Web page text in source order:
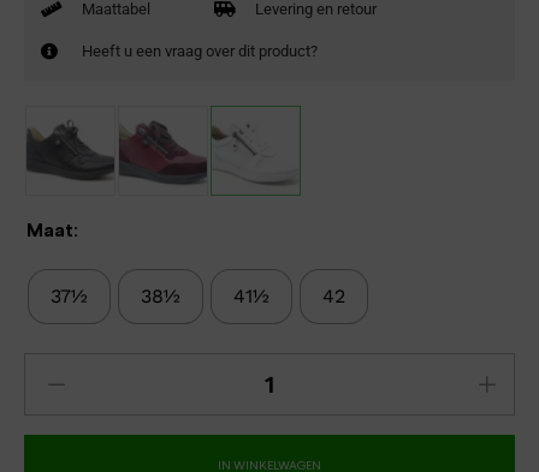
Maattabel Levering en retour
Heeft u een vraag over dit product?
Maat:
37½ 38½ 41½ 42
IN WINKELWAGEN